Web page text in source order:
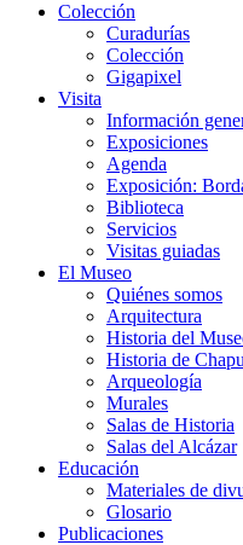
Colección
Curadurías
Colección
Gigapixel
Visita
Información
Exposiciones
Agenda
Exposición:
Biblioteca
Servicios
Visitas guiadas
El Museo
Quiénes somos
Arquitectura
Historia del
Historia de
Arqueología
Murales
Salas de Historia
Salas del Alcázar
Educación
Materiales de
Glosario
Publicaciones